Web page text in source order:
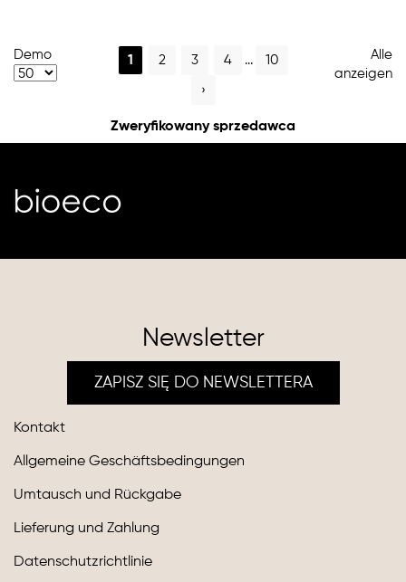
Demo 1 2 3 4 ... 10
›
Alle
anzeigen
Zweryfikowany sprzedawca
Newsletter
ZAPISZ SIĘ DO NEWSLETTERA
Kontakt
Allgemeine Geschäftsbedingungen
Umtausch und Rückgabe
Lieferung und Zahlung
Datenschutzrichtlinie